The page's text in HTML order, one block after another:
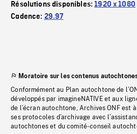
Résolutions disponibles:1920 x 1080
Cadence: 29.97
Moratoire sur les contenus
Conformément au Plan autochtone de
développés par imagineNATIVE et aux
de l’écran autochtone, Archives ONF est
ses protocoles d’archivage avec
autochtones et du comité-conseil